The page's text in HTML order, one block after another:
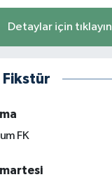
Detaylar için tıklayın
Fikstür
FK